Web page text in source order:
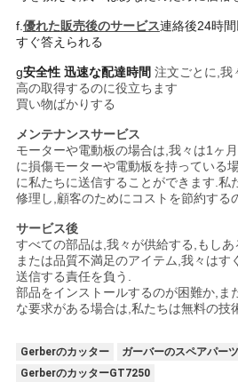
f. 優れた販売後のサービス連絡後24時
すぐ答えられる
g安全性 迅速な配達時間 注文ごとに,我
高の取得するのに役立ちます
買い物ばかりする
メンテナンスサービス
モーターや電動板の場合は,我々は1ヶ
に損傷モーターや電動板を持っている
に私たちに送信することができます.私
修理し,顧客のためにコストを節約する
サービス後
すべての部品は,我々が供給する,もし
または品質不満足のアイテム,我々はす
送信する責任を負う.
部品をインストールするのが困難か,ま
な要求がある場合は,私たちは無料の技
Gerberのカッター
ガーバーのスペアパーツ
GerberのカッターGT7250